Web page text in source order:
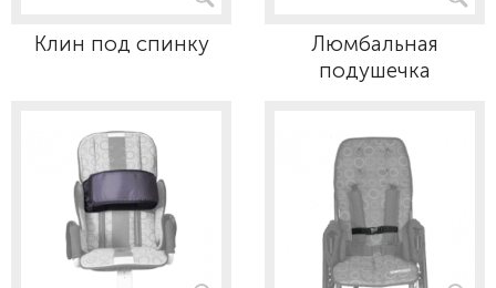
Клин под спинку
Люмбальная
подушечка